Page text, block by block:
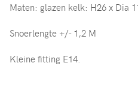
Maten: glazen kelk: H26 x Dia
Snoerlengte +/- 1,2 M
Kleine fitting E14.